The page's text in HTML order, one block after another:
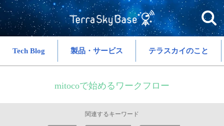
Tech Blog 製品・サービス テラスカイのこと
mitocoで始めるワークフロー
関連するキーワード